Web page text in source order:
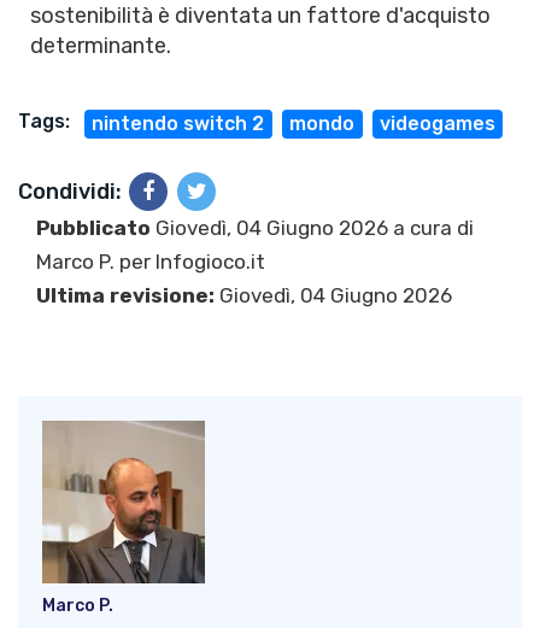
sostenibilità è diventata un fattore d'acquisto
determinante.
Tags: nintendo switch 2 mondo videogames
Condividi:
Pubblicato Giovedì, 04 Giugno 2026 a cura di
Marco P. per Infogioco.it
Ultima revisione: Giovedì, 04 Giugno 2026
Marco P.